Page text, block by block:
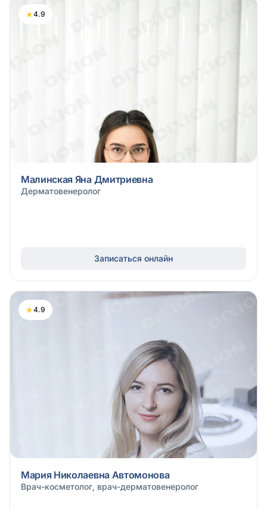
★4.9
Малинская Яна Дмитриевна
Дерматовенеролог
Записаться онлайн
★4.9
Мария Николаевна Автомонова
Врач-косметолог, врач-дерматовенеролог